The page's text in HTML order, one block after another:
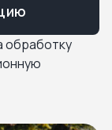
обработку